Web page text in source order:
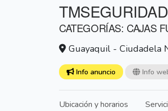
CATEGORÍAS: CAJAS
Guayaquil - Ciudadela
Info anuncio Info
Ubicación y horarios